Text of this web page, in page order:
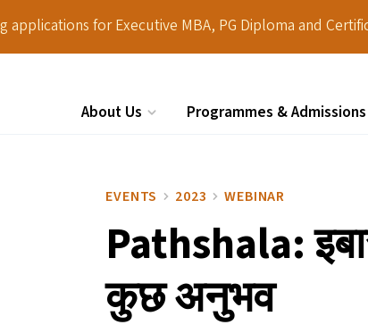
applications for Executive MBA, PG Diploma and
About Us Programmes & Admissions
EVENTS 2023 WEBINAR
Pathshala:
कुछ अनुभव